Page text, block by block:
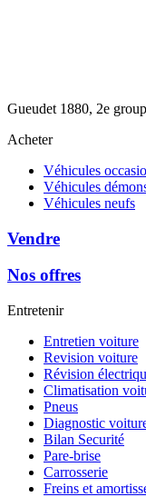
Gueudet 1880, 2e
Acheter
Véhicules
Véhicules
Véhicules neufs
Vendre
Nos offres
Entretenir
Entretien voiture
Revision voiture
Révision
Climatisation
Pneus
Diagnostic
Bilan Securité
Pare-brise
Carrosserie
Freins et